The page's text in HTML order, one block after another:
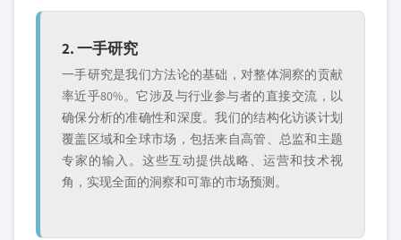
2. 一手研究
一手研究是我们方法论的基础，对整体洞察的贡献
率近乎80%。它涉及与行业参与者的直接交流，以
确保分析的准确性和深度。我们的结构化访谈计划
覆盖区域和全球市场，包括来自高管、总监和主题
专家的输入。这些互动提供战略、运营和技术视
角，实现全面的洞察和可靠的市场预测。